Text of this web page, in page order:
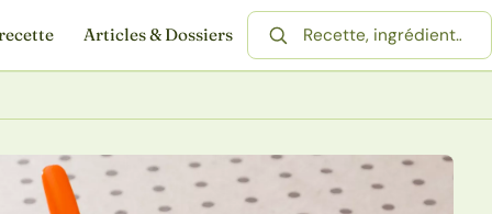
Articles & Dossiers
Rechercher une recette